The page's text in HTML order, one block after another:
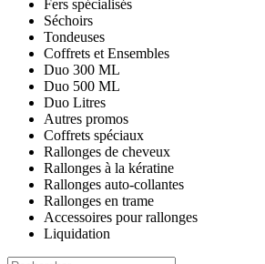
Fers spécialisés
Séchoirs
Tondeuses
Coffrets et Ensembles
Duo 300 ML
Duo 500 ML
Duo Litres
Autres promos
Coffrets spéciaux
Rallonges de cheveux
Rallonges à la kératine
Rallonges auto-collantes
Rallonges en trame
Accessoires pour rallonges
Liquidation